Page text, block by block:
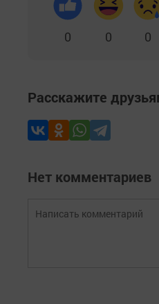
0 0 0
Расскажите
Нет комментариев